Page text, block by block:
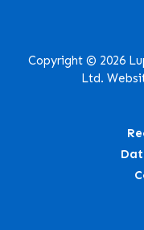
Copyright © 2026
Ltd.